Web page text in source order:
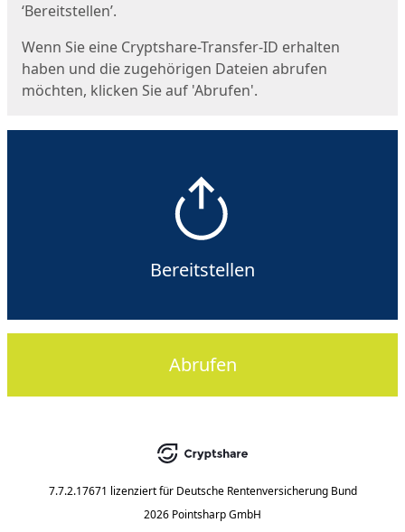
‘Bereitstellen’.
Wenn Sie eine Cryptshare-Transfer-ID erhalten
haben und die zugehörigen Dateien abrufen
möchten, klicken Sie auf 'Abrufen'.
Bereitstellen
Abrufen
7.7.2.17671 lizenziert für Deutsche Rentenversicherung Bund
2026 Pointsharp GmbH